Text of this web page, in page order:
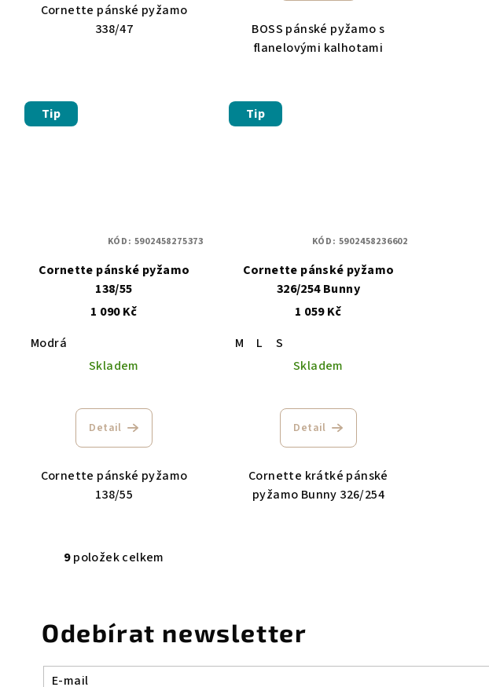
Cornette pánské pyžamo
338/47
BOSS pánské pyžamo s
flanelovými kalhotami
Tip
Cornette pánské pyžamo
138/55
1 090 Kč
Modrá
Skladem
Detail
Cornette pánské pyžamo
138/55
KÓD: 5902458275373
Tip
Cornette pánské pyžamo
326/254 Bunny
1 059 Kč
M
L
S
Skladem
Detail
Cornette krátké pánské
pyžamo Bunny 326/254
KÓD: 5902458236602
O
á
9položek celkem
Odebírat newsletter
E-mail